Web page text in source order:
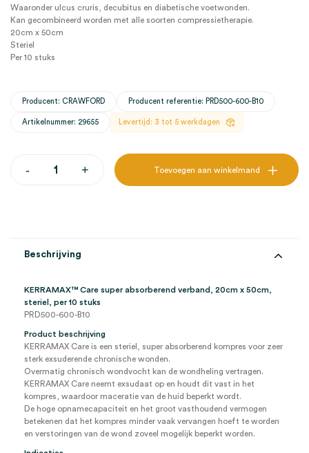
Waaronder ulcus cruris, decubitus en diabetische voetwonden.
Kan gecombineerd worden met alle soorten compressietherapie.
20cm x 50cm
Steriel
Per 10 stuks
Producent: CRAWFORD Producent referentie: PRD500-600-B10
Artikelnummer: 29655 Levertijd: 3 tot 5 werkdagen
-KERRAMAX
50cm,
aantal
+ Toevoegen aan winkelmand
Beschrijving
KERRAMAX™ Care super absorberend verband, 20cm x 50cm,
steriel, per 10 stuks
PRD500-600-B10
Product beschrijving
KERRAMAX Care is een steriel, super absorberend kompres voor zeer
sterk exsuderende chronische wonden.
Overmatig chronisch wondvocht kan de wondheling vertragen.
KERRAMAX Care neemt exsudaat op en houdt dit vast in het
kompres, waardoor maceratie van de huid beperkt wordt.
De hoge opnamecapaciteit en het groot vasthoudend vermogen
betekenen dat het kompres minder vaak vervangen hoeft te worden
en verstoringen van de wond zoveel mogelijk beperkt worden.